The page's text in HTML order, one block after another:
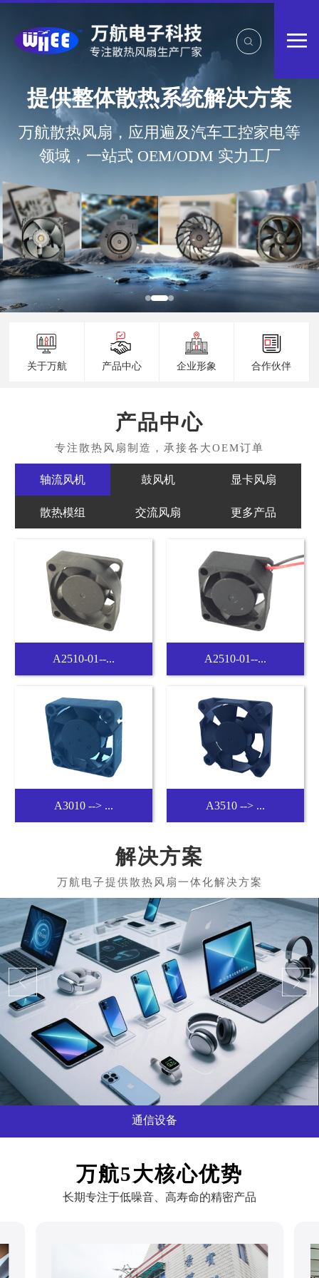
关于万航 产品中心 企业形象 合作伙伴
产品中心
轴流风机 鼓风机 显卡风扇
散热模组 交流风扇 更多产品
鼓風機-B4010 B4020 --> ...
B5015 --> ... B6015 --> ...
解决方案
万航5大核心优势
长期专注于低噪音、高寿命的精密产品
提供整体散热系统解决方案
万航散热风扇，应用遍及汽车工控家电等
领域，一站式 OEM/ODM 实力工厂